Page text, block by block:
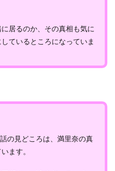
居るのか、その真相も気に
ているところになっていま
の見どころは、満里奈の真
ます。